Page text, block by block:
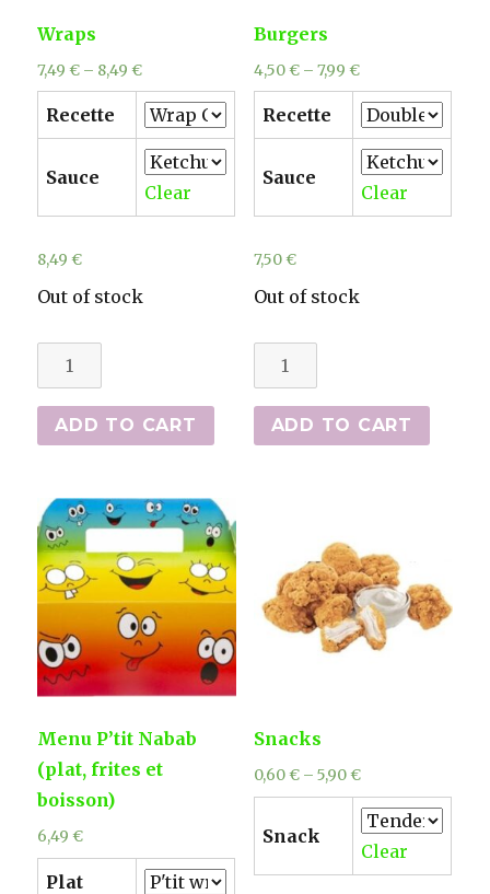
Wraps
7,49€ – 8,49€
Recette
Sauce
Clear
8,49€
Out of stock
Wraps
quantity
ADD TO CART
Burgers
4,50€– 7,99 €
Recette
Sauce
Clear
7,50€
Out of stock
Burgers
quantity
ADD TO CART
Menu P’tit Nabab
(plat, frites et
boisson)
6,49€
Plat
Snacks
0,60€– 5,90€
Snack
Clear